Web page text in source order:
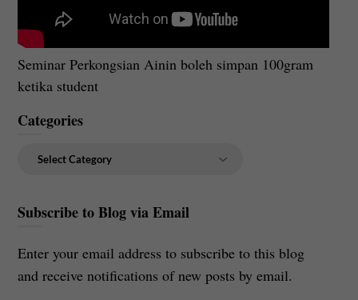
Seminar Perkongsian Ainin boleh simpan 100gram
ketika student
Categories
Categories
Subscribe to Blog via Email
Enter your email address to subscribe to this blog
and receive notifications of new posts by email.